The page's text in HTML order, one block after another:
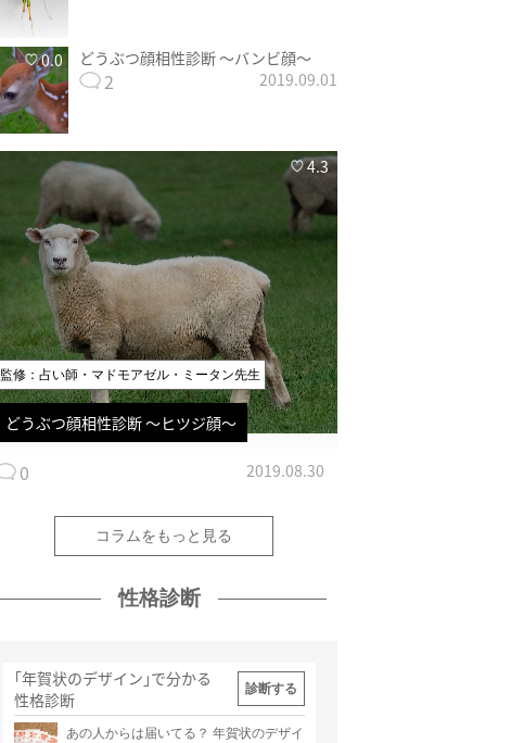
0.0 どうぶつ顔相性診断 〜バンビ顔〜
2 2019.09.01
4.3
監修：占い師・マドモアゼル・ミータン先生
どうぶつ顔相性診断 〜ヒツジ顔〜
0 2019.08.30
コラムをもっと見る
性格診断
｢年賀状のデザイン｣で分かる
性格診断
診断する
出典
あの人からは届いてる？ 年賀状のデザイ